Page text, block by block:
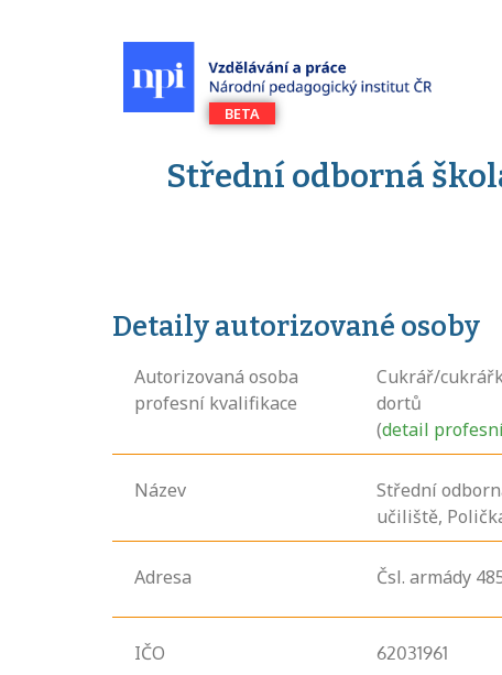
Střední odborná
Detaily autorizované osoby
Autorizovaná osoba
profesní kvalifikace
Cukrář/
dortů
(detail
Název
Střední
učiliště,
Adresa Čsl. armády
IČO 62031961